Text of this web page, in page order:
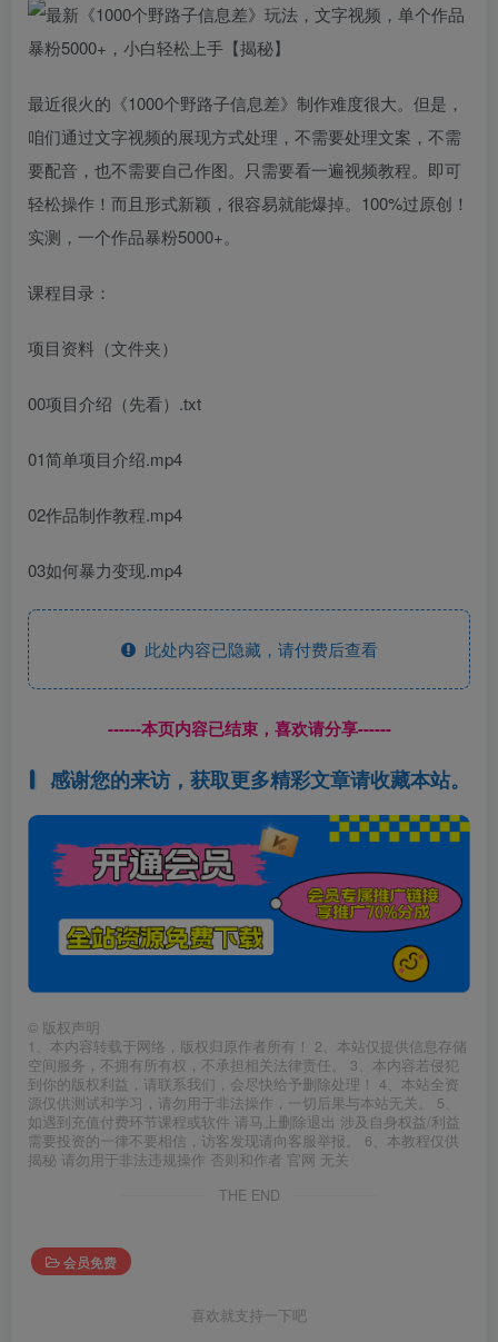
最近很火的《1000个野路子信息差》制作难度很大。但是，
咱们通过文字视频的展现方式处理，不需要处理文案，不需
要配音，也不需要自己作图。只需要看一遍视频教程。即可
轻松操作！而且形式新颖，很容易就能爆掉。100%过原创！
实测，一个作品暴粉5000+。
课程目录：
项目资料（文件夹）
00项目介绍（先看）.txt
01简单项目介绍.mp4
02作品制作教程.mp4
03如何暴力变现.mp4
此处内容已隐藏，请付费后查看
------本页内容已结束，喜欢请分享------
感谢您的来访，获取更多精彩文章请收藏本站。
© 版权声明
1、本内容转载于网络，版权归原作者所有！ 2、本站仅提供信息存储
空间服务，不拥有所有权，不承担相关法律责任。 3、本内容若侵犯
到你的版权利益，请联系我们，会尽快给予删除处理！ 4、本站全资
源仅供测试和学习，请勿用于非法操作，一切后果与本站无关。 5、
如遇到充值付费环节课程或软件 请马上删除退出 涉及自身权益/利益
需要投资的一律不要相信，访客发现请向客服举报。 6、本教程仅供
揭秘 请勿用于非法违规操作 否则和作者 官网 无关
THE END
会员免费
喜欢就支持一下吧